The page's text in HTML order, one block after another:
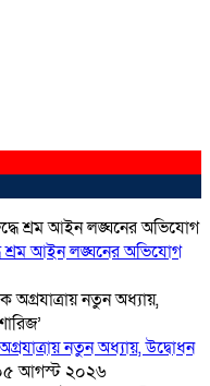
শ্রম আইন লঙ্ঘনের অভিযোগ
নতুন অধ্যায়, উদ্বোধন
আগস্ট ২০২৬